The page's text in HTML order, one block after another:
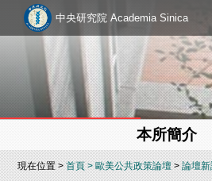
中央研究院 Academia Sinica
本所簡介
現在位置 >首頁 >歐美公共政策論壇>論壇